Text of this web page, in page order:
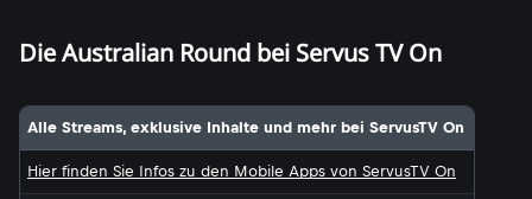
Die Australian Round bei Servus TV On
Alle Streams, exklusive Inhalte und mehr bei ServusTV On
Hier finden Sie Infos zu den Mobile Apps von ServusTV On